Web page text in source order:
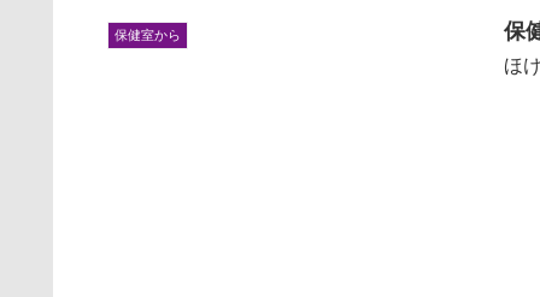
保健室から 保
ほ